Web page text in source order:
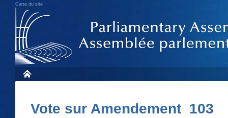
Carte du site
Vote sur Amendement 103